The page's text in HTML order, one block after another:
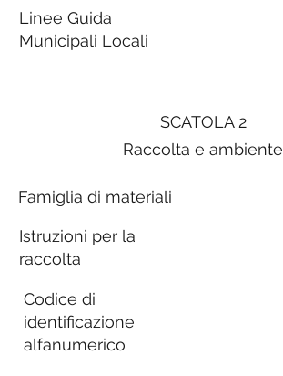
SCATOLA 2
Raccolta e ambiente
Famiglia di materiali
Istruzioni per la
raccolta
Codice di
identificazione
alfanumerico
Linee Guida
Municipali Locali